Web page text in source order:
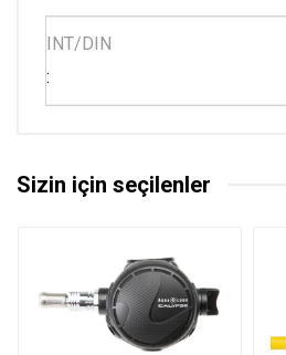
INT/DIN
:
Sizin için seçilenler